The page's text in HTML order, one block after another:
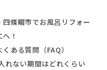
條畷市でお風呂リフォー
！
ある質問（FAQ）
れない期間はどれくらい